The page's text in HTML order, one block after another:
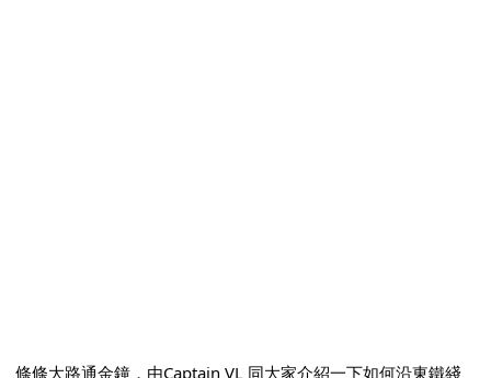
條條大路通金鐘，由Captain VL 同大家介紹一下如何沿東鐵綫